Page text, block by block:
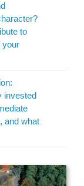
to
your
invested
and what